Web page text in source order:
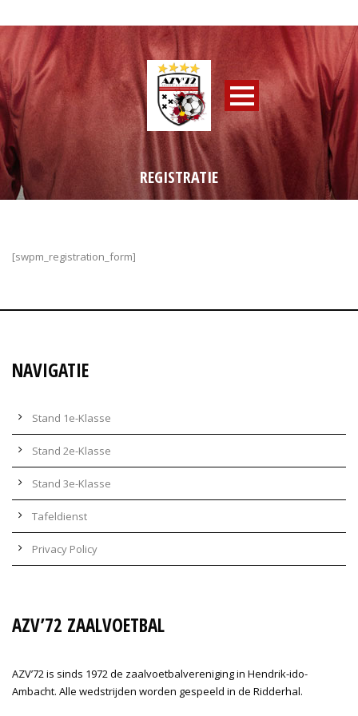
REGISTRATIE
[swpm_registration_form]
NAVIGATIE
Stand 1e-Klasse
Stand 2e-Klasse
Stand 3e-Klasse
Tafeldienst
Privacy Policy
AZV’72 ZAALVOETBAL
AZV’72 is sinds 1972 de zaalvoetbalvereniging in Hendrik-ido-
Ambacht. Alle wedstrijden worden gespeeld in de Ridderhal.